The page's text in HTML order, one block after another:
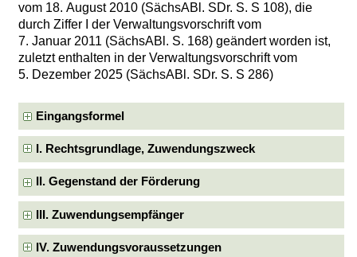
vom 18. August 2010 (SächsABl. SDr. S. S 108), die
durch Ziffer I der Verwaltungsvorschrift vom
7. Januar 2011 (SächsABl. S. 168) geändert worden ist,
zuletzt enthalten in der Verwaltungsvorschrift vom
5. Dezember 2025 (SächsABl. SDr. S. S 286)
Eingangsformel
I. Rechtsgrundlage, Zuwendungszweck
II. Gegenstand der Förderung
III. Zuwendungsempfänger
IV. Zuwendungsvoraussetzungen